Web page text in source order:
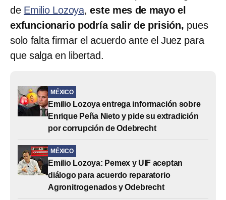
de Emilio Lozoya,este mes de mayo el
exfuncionario podría salir de prisión, pues
solo falta firmar el acuerdo ante el Juez para
que salga en libertad.
MÉXICO
Emilio Lozoya entrega información sobre
Enrique Peña Nieto y pide su extradición
por corrupción de Odebrecht
MÉXICO
Emilio Lozoya: Pemex y UIF aceptan
diálogo para acuerdo reparatorio
Agronitrogenados y Odebrecht